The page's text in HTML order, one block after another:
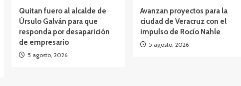
Quitan fuero al alcalde de
Úrsulo Galván para que
responda por desaparición
de empresario
5 agosto, 2026
Avanzan proyectos para la
ciudad de Veracruz con el
impulso de Rocío Nahle
5 agosto, 2026